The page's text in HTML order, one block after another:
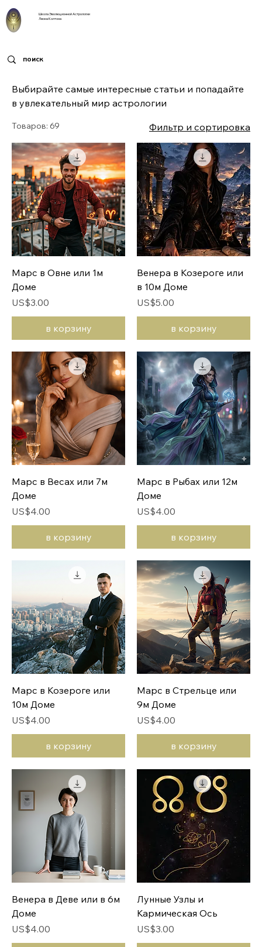
Школа Эволюционной Астрологии
Леона Колтона
Выбирайте самые интересные статьи и попадайте
в увлекательный мир астрологии
Товаров: 69 Фильтр и сортировка
Марс в Овне или 1м
Доме
Цена
US$3.00
в корзину
Венера в Козероге или
в 10м Доме
Цена
US$5.00
в корзину
Марс в Весах или 7м
Доме
Цена
US$4.00
в корзину
Марс в Рыбах или 12м
Доме
Цена
US$4.00
в корзину
Марс в Козероге или
10м Доме
Цена
US$4.00
в корзину
Марс в Стрельце или
9м Доме
Цена
US$4.00
в корзину
Венера в Деве или в 6м
Доме
Цена
US$4.00
Лунные Узлы и
Кармическая Ось
Цена
US$3.00